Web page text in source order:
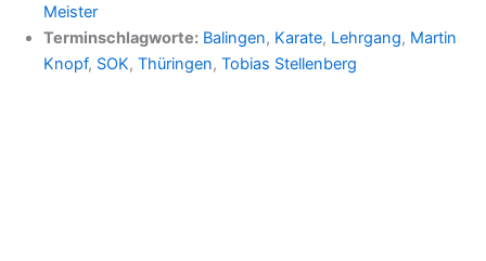
Meister
Terminschlagworte: Balingen, Karate, Lehrgang, Martin
Knopf, SOK, Thüringen, Tobias Stellenberg